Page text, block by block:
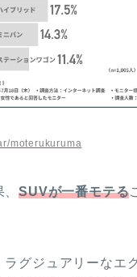
moterukuruma
、SUVが一番モテる
ラグジュアリーなエ